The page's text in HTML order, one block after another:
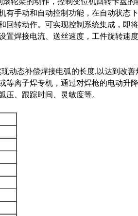
有手动和自动控制功能，在自动状态
回转动作。可实现控制系统集成，即
置焊接电流、送丝速度，工件旋转速
动态补偿焊接电弧的长度,以达到改善
等离子焊专机，通过对焊枪的电动升
、跟踪时间、灵敏度等。